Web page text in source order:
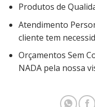
Produtos de
Atendimento
cliente tem
Orçamentos Sem
NADA pela nossa